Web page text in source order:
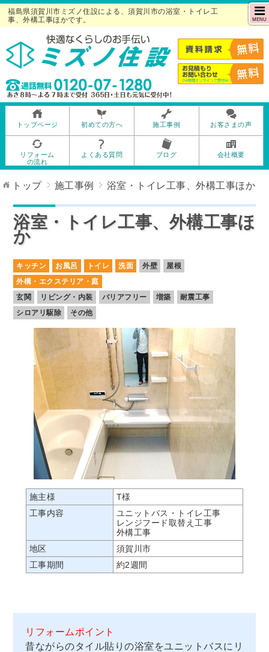
福島県須賀川市ミズノ住設による、須賀川市の浴室・トイレ工
事、外構工事ほかです。
MENU
トップページ 初めての方へ 施工事例 お客さまの声
リフォーム
の流れ
よくある質問 ブログ 会社概要
トップ 施工事例 浴室・トイレ工事、外構工事ほか
浴室・トイレ工事、外構工事ほ
か
キッチン お風呂 トイレ 洗面 外壁
屋根
外構・エクステリア・庭
玄関
リビング・内装 バリアフリー 増築
耐震工事
シロアリ駆除
その他
施主様
T様
工事内容
ユニットバス・トイレ工事
レンジフード取替え工事
外構工事
地区
須賀川市
工事期間
約2週間
リフォームポイント
昔ながらのタイル貼りの浴室をユニットバスにリ